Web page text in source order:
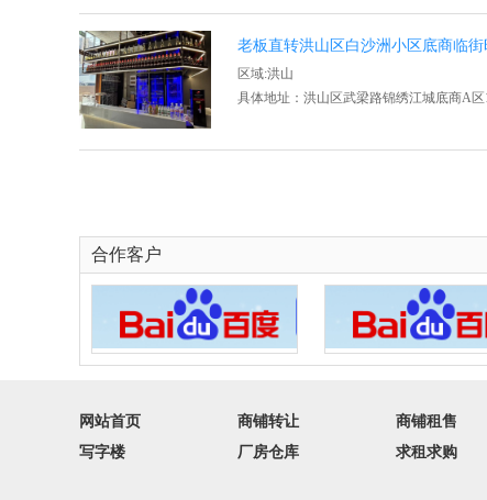
老板直转洪山区白沙洲小区底商临
区域:洪山
具体地址：洪山区武梁路锦绣江城底商A区
合作客户
网站首页 商铺转让
商铺租售
写字楼
厂房仓库 求租求购